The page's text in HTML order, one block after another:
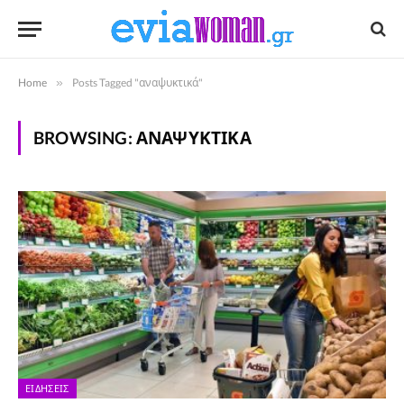
Home » Posts Tagged "αναψυκτικά"
BROWSING: ΑΝΑΨΥΚΤΙΚΆ
ΕΙΔΉΣΕΙΣ